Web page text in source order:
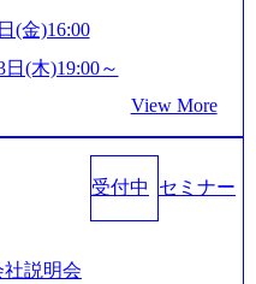
社をつくりたい」「胸を
な家族的な組織をつくり
・アクセンチュアとい
が活躍しており、働きや
め、定着率が高いことか
続ベストカンパニーに選
時間程度 事業/IT戦略立案
、最先端テクノロジーの
を掲げ、クライアント目
(金)16:00
日(木)19:00～
View More
受付中 セミナー
社説明会